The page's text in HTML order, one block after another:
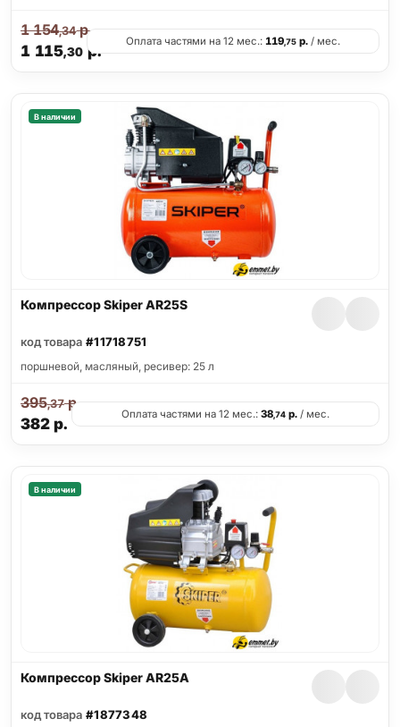
1 115,30 р.
1 154,34р.
Оплата частями на 12 мес.: 119,75р./ мес.
В наличии
Компрессор Skiper AR25S
код товара #11718751
поршневой, масляный, ресивер: 25 л
382р.
395,37р.
Оплата частями на 12 мес.: 38,74р./ мес.
В наличии
Компрессор Skiper AR25A
код товара #1877348